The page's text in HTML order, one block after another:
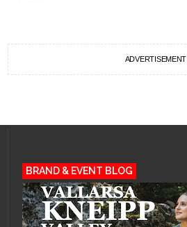
ADVERTISEMENT
BRAND & EVENT BLOG